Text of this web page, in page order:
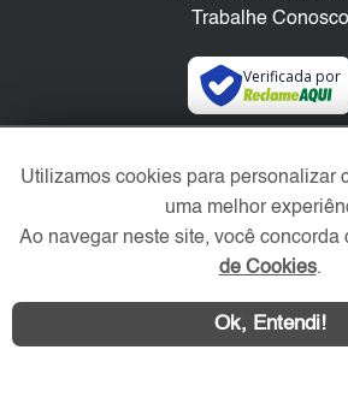
Trabalhe Conosco
Verificada por
Utilizamos cookies para personalizar
uma melhor
Ao navegar neste site, você concorda
de Cookies.
Ok, Entendi!